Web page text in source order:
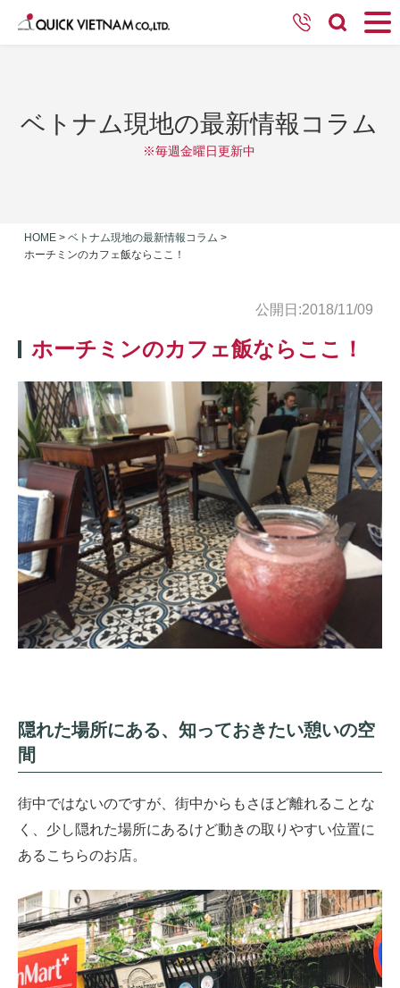
ベトナム現地の最新情報コラム
※毎週金曜日更新中
HOME > ベトナム現地の最新情報コラム >
ホーチミンのカフェ飯ならここ！
公開日:2018/11/09
ホーチミンのカフェ飯ならここ！
隠れた場所にある、知っておきたい憩いの空
間
街中ではないのですが、街中からもさほど離れることな
く、少し隠れた場所にあるけど動きの取りやすい位置に
あるこちらのお店。